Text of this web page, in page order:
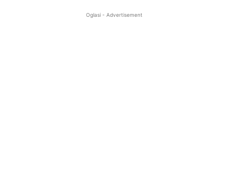
Oglasi - Advertisement